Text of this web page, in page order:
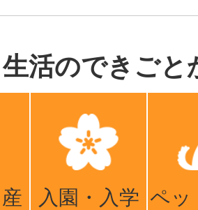
生活のできごと
入園・入学 ペッ